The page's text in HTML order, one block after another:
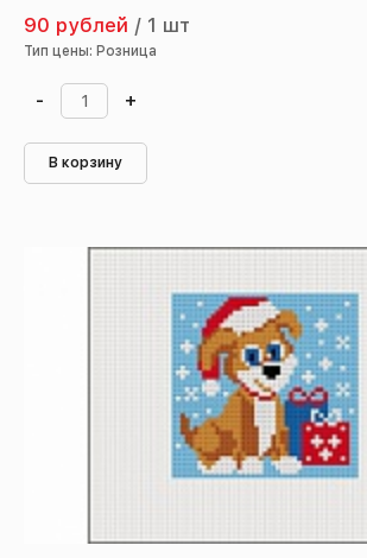
90 рублей / 1 шт
Тип цены: Розница
- +
В корзину